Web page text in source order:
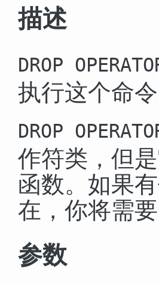
描述
DROP
执行这个命
DROP
作符类，但
函数。如果
在，你将需
参数